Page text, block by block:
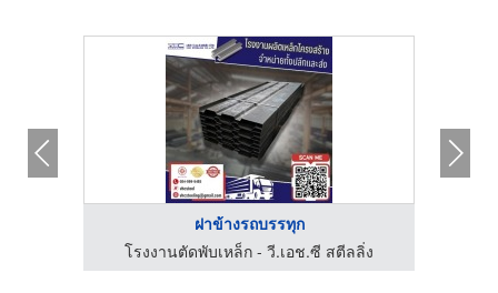
ฝาข้างรถบรรทุก
โรงงานตัดพับเหล็ก - วี.เอช.ซี สตีลลิ่ง